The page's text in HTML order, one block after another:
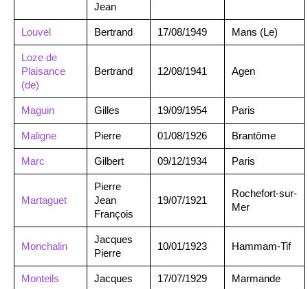
Jean
Louvel Bertrand 17/08/1949 Mans (Le)
Loze de
Plaisance
(de)
Bertrand 12/08/1941 Agen
Maguin Gilles 19/09/1954 Paris
Maligne Pierre 01/08/1926 Brantôme
Marc Gilbert 09/12/1934 Paris
Martaguet
Pierre
Jean
François
19/07/1921
Rochefort-sur-
Mer
Monchalin
Jacques
Pierre
10/01/1923 Hammam-Tif
Monteils Jacques 17/07/1929 Marmande